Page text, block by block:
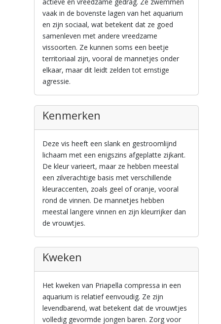
vaak in de bovenste lagen van het aquarium
en zijn sociaal, wat betekent dat ze goed
samenleven met andere vreedzame
vissoorten. Ze kunnen soms een beetje
territoriaal zijn, vooral de mannetjes onder
elkaar, maar dit leidt zelden tot ernstige
agressie.
Kenmerken
Deze vis heeft een slank en gestroomlijnd
lichaam met een enigszins afgeplatte zijkant.
De kleur varieert, maar ze hebben meestal
een zilverachtige basis met verschillende
kleuraccenten, zoals geel of oranje, vooral
rond de vinnen. De mannetjes hebben
meestal langere vinnen en zijn kleurrijker dan
de vrouwtjes.
Kweken
Het kweken van Priapella compressa in een
aquarium is relatief eenvoudig. Ze zijn
levendbarend, wat betekent dat de vrouwtjes
volledig gevormde jongen baren. Zorg voor